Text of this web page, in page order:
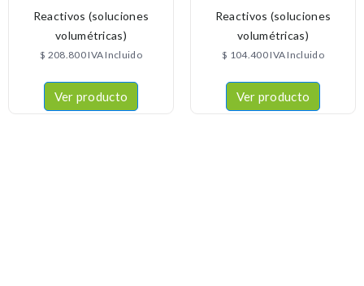
Reactivos (soluciones
volumétricas)
$ 208.800IVA Incluido
Ver producto
Reactivos (soluciones
volumétricas)
$ 104.400IVA Incluido
Ver producto